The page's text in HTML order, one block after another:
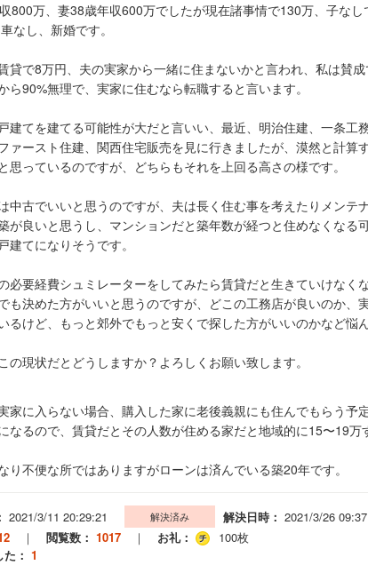
800万、妻38歳年収600万でしたが現在諸事情で130万、子な
なし、新婚です。
貸で8万円、夫の実家から一緒に住まないかと言われ、私は賛
ら90%無理で、実家に住むなら転職すると言います。
建てを建てる可能性が大だと言いい、最近、明治住建、一条工
ァースト住建、関西住宅販売を見に行きましたが、漠然と計算
思っているのですが、どちらもそれを上回る高さの様です。
中古でいいと思うのですが、夫は長く住む事を考えたりメンテ
が良いと思うし、マンションだと築年数が経つと住めなくなる
建てになりそうです。
必要経費シュミレーターをしてみたら賃貸だと生きていけなく
も決めた方がいいと思うのですが、どこの工務店が良いのか、
るけど、もっと郊外でもっと安くで探した方がいいのかなど悩ん
の現状だとどうしますか？よろしくお願い致します。
家に入らない場合、購入した家に老後義親にも住んでもらう予
なるので、賃貸だとその人数が住める家だと地域的に15〜19万
り不便な所ではありますがローンは済んでいる築20年です。
2021/3/11 20:29:21 解決済み 解決日時： 2021/3/26
｜ 閲覧数： 1017 ｜ お礼：
100枚
： 1